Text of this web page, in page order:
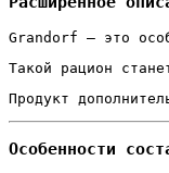
Grandorf – это
Такой рацион
Продукт
Особенности